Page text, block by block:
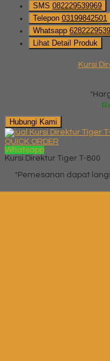
SMS 082229539969
Telepon 03199842501
Whatsapp
Lihat Detail Produk
Kursi
Hubungi Kami
QUICK ORDER
Whatsapp
Kursi Direktur Tiger T-800
*Pemesanan dapat